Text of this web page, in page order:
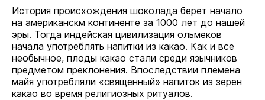
История происхождения шоколада берет начало
на американскм континенте за 1000 лет до нашей
эры. Тогда индейская цивилизация ольмеков
начала употреблять напитки из какао. Как и все
необычное, плоды какао стали среди язычников
предметом преклонения. Впоследствии племена
майя употребляли «священный» напиток из зерен
какао во время религиозных ритуалов.